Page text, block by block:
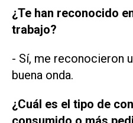
¿Te han reconocido
trabajo?
- Sí, me reconocieron
buena onda.
¿Cuál es el tipo de